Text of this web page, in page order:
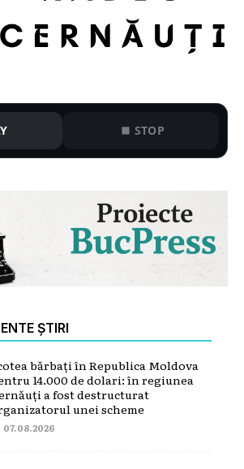
STOP
ȘTIRI
bărbați în Republica Moldova
14.000 de dolari: în regiunea
a fost destructurat
unei scheme
07.08.2026